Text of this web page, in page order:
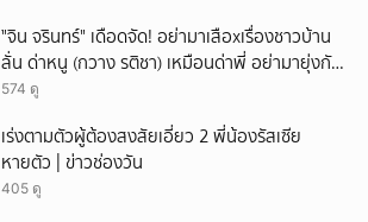
ั่"จิน จรินทร์" เดือดจัด! อย่ามาเสือxเรื่องชาวบ้าน
ลั่น ด่าหนู (กวาง รติชา) เหมือนด่าพี่ อย่ามายุ่งกับ
คนของผม จบ!!!
574 ดู
เร่งตามตัวผู้ต้องสงสัยเอี่ยว 2 พี่น้องรัสเซีย
หายตัว | ข่าวช่องวัน
405 ดู